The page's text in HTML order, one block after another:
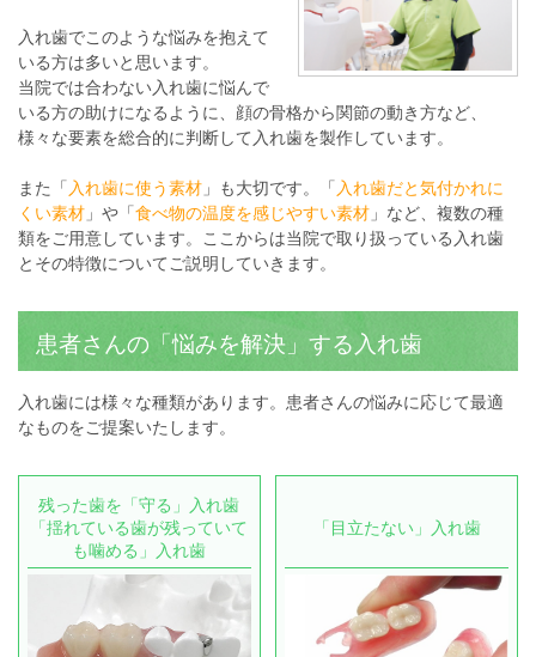
入れ歯でこのような悩みを抱えて
いる方は多いと思います。
当院では合わない入れ歯に悩んで
いる方の助けになるように、顔の骨格から関節の動き方など、
様々な要素を総合的に判断して入れ歯を製作しています。
また「入れ歯に使う素材」も大切です。「入れ歯だと気付かれに
くい素材」や「食べ物の温度を感じやすい素材」など、複数の種
類をご用意しています。ここからは当院で取り扱っている入れ歯
とその特徴についてご説明していきます。
患者さんの「悩みを解決」する入れ歯
入れ歯には様々な種類があります。患者さんの悩みに応じて最適
なものをご提案いたします。
残った歯を「守る」入れ歯
「揺れている歯が残っていて
も噛める」入れ歯
「目立たない」入れ歯